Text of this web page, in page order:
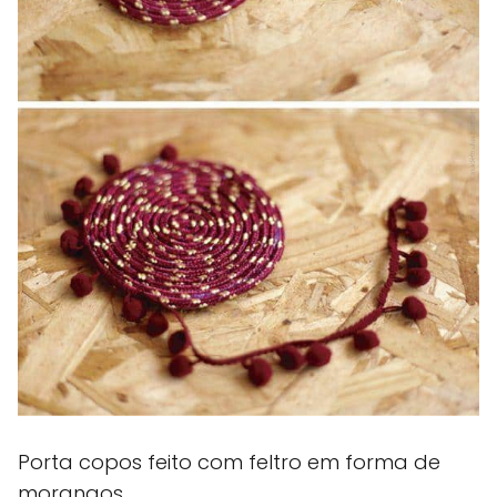
Porta copos feito com feltro em forma de